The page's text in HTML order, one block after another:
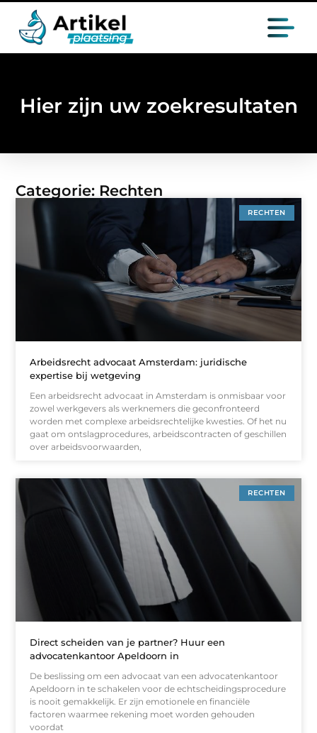
Hier zijn uw zoekresultaten
Categorie: Rechten
RECHTEN
Arbeidsrecht advocaat Amsterdam: juridische
expertise bij wetgeving
Een arbeidsrecht advocaat in Amsterdam is onmisbaar voor
zowel werkgevers als werknemers die geconfronteerd
worden met complexe arbeidsrechtelijke kwesties. Of het nu
gaat om ontslagprocedures, arbeidscontracten of geschillen
over arbeidsvoorwaarden,
RECHTEN
Direct scheiden van je partner? Huur een
advocatenkantoor Apeldoorn in
De beslissing om een advocaat van een advocatenkantoor
Apeldoorn in te schakelen voor de echtscheidingsprocedure
is nooit gemakkelijk. Er zijn emotionele en financiële
factoren waarmee rekening moet worden gehouden
voordat